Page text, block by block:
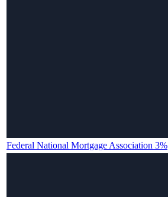
Federal National Mortgage Association 3%